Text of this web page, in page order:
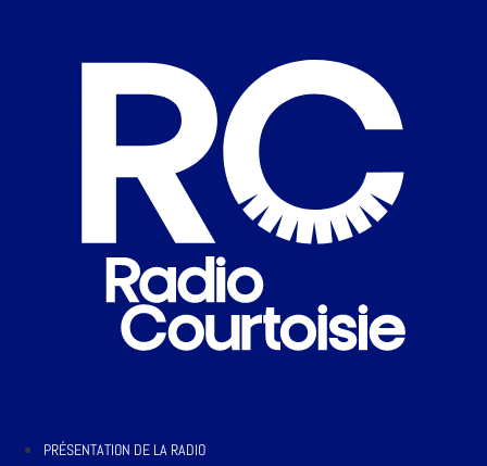
PRÉSENTATION DE LA RADIO